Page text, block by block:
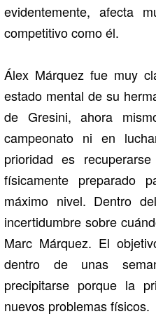
evidentemente, afecta
competitivo como él.
Álex Márquez fue muy
estado mental de su
de Gresini, ahora
campeonato ni en
prioridad es
físicamente preparado
máximo nivel. Dentro
incertidumbre sobre
Marc Márquez. El
dentro de unas
precipitarse porque la
nuevos problemas físicos.